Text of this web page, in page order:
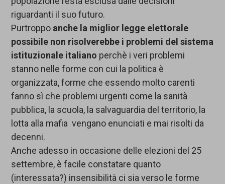
riguardanti il suo futuro.
Purtroppo anche la miglior legge elettorale
possibile non risolverebbe i problemi del sistema
istituzionale italiano perchè i veri problemi
stanno nelle forme con cui la politica è
organizzata, forme che essendo molto carenti
fanno sì che problemi urgenti come la sanità
pubblica, la scuola, la salvaguardia del territorio, la
lotta alla mafia vengano enunciati e mai risolti da
decenni.
Anche adesso in occasione delle elezioni del 25
settembre, è facile constatare quanto
(interessata?) insensibilità ci sia verso le forme